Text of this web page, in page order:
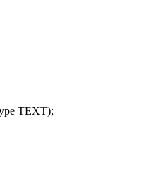
TEXT);